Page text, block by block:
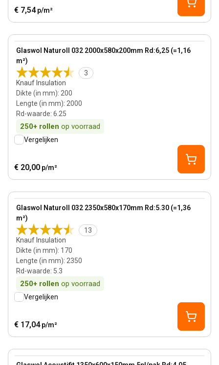
€ 7,54 p/m²
Glaswol Naturoll 032 2000x580x200mm Rd:6,25 (=1,16
m²)
3
Knauf Insulation
Dikte (in mm): 200
Lengte (in mm): 2000
Rd-waarde: 6.25
250+ rollen op voorraad
View product
Vergelijken
€ 20,00 p/m²
Bestseller
Glaswol Naturoll 032 2350x580x170mm Rd:5.30 (=1,36
m²)
13
Knauf Insulation
Dikte (in mm): 170
Lengte (in mm): 2350
Rd-waarde: 5.3
250+ rollen op voorraad
View product
Vergelijken
€ 17,04 p/m²
View product